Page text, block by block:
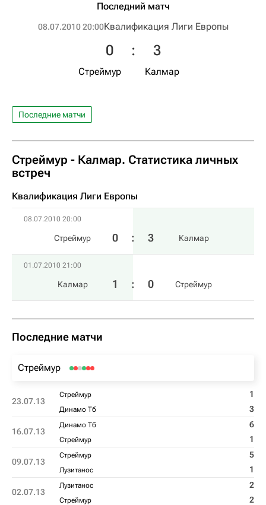
Последний матч
08.07.2010 20:00Квалификация Лиги Европы
Стреймур
0 : 3
Калмар
Последние матчи
Стреймур - Калмар. Статистика личных
встреч
Квалификация Лиги Европы
08.07.2010 20:00
Стреймур 0 : 3 Калмар
01.07.2010 21:00
Калмар 1 : 0 Стреймур
Последние матчи
Стреймур
23.07.13
Стреймур 1
Динамо Тб 3
16.07.13
Динамо Тб 6
Стреймур 1
09.07.13
Стреймур 5
Лузитанос 1
02.07.13
Лузитанос 2
Стреймур 2